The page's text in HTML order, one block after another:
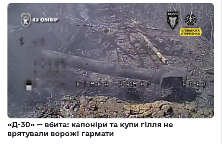
«Д-30» — вбита: капоніри та купи гілля не
врятували ворожі гармати